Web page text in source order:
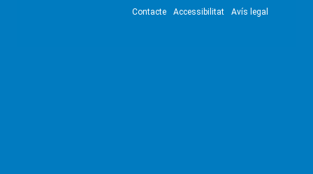
Contacte Accessibilitat Avís legal